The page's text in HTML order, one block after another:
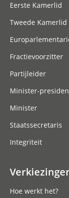
Eerste Kamerlid
Tweede Kamerlid
Fractievoorzitter
Partijleider
Minister-
Minister
Staatssecretaris
Integriteit
Hoe werkt het?